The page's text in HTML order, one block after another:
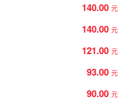
140.00 元
140.00 元
121.00 元
93.00 元
90.00 元